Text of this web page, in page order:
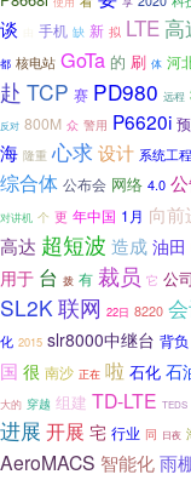
谈 手机 缺 新 拟 LTE高
都 核电站 GoTa 的 刷 体 河
赴 TCP 赛 PD980 远程
反对 800M 众 警用 P6620i 预
海 隆重 心求 设计 系统工程
综合体 公布会 网络 4.0
对讲机 个 更 年中国 1月 向前
高达 超短波 造成 油田
用于 台 拨 有 裁员 它 公司
SL2K联网 22日 8220
化 2015 slr8000中继台 背负
国 很 南沙 正在 啦 石化 石
大的 穿越 组建 TD-LTE TEDS
进展 开展 宅 行业 同 日夜
AeroMACS 智能化雨